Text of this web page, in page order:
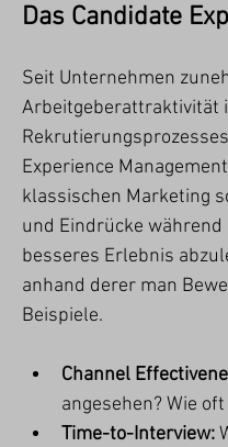
Das Candidate
Seit Unternehmen
Arbeitgeberattraktivität
Experience
klassischen Marketing
und Eindrücke
besseres Erlebnis
anhand derer man
Beispiele.
Channel
angesehen? Wie
Time-to-Interview: